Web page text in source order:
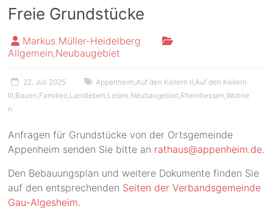
Freie Grundstücke
Markus Müller-Heidelberg
Allgemein,Neubaugebiet
22. Juli 2025 Appenheim,Auf den Kellern II,Auf den Kellern
III,Bauen,Familien,Landleben,Leben,Neubaugebiet,Rheinhessen,Wohne
n
Anfragen für Grundstücke von der Ortsgemeinde
Appenheim senden Sie bitte an rathaus@appenheim.de.
Den Bebauungsplan und weitere Dokumente finden Sie
auf den entsprechenden Seiten der Verbandsgemeinde
Gau-Algesheim.